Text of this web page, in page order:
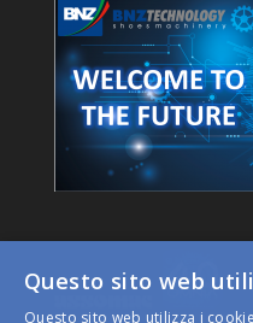
Questo sito web
Questo sito web utilizza i